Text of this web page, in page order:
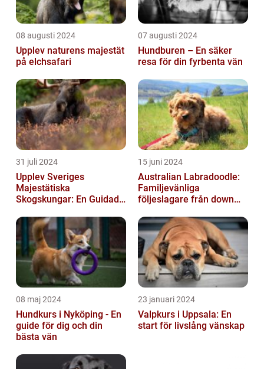
08 augusti 2024
Upplev naturens majestät
på elchsafari
07 augusti 2024
Hundburen – En säker
resa för din fyrbenta vän
31 juli 2024
Upplev Sveriges
Majestätiska
Skogskungar: En Guidad
15 juni 2024
Australian Labradoodle:
Familjevänliga
följeslagare från down
08 maj 2024
Hundkurs i Nyköping - En
guide för dig och din
bästa vän
23 januari 2024
Valpkurs i Uppsala: En
start för livslång vänskap